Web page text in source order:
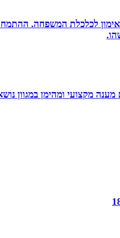
ואימון לכלכלת המשפחה.
מקצועי ומהימן במגוון